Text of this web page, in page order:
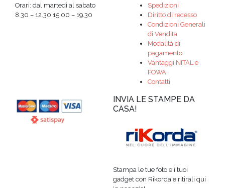
Orari: dal martedì al sabato
8.30 – 12.30 15.00 – 19.30
Spedizioni
Diritto di recesso
Condizioni Generali
di Vendita
Modalità di
pagamento
Vantaggi NITAL e
FOWA
Contatti
INVIA LE STAMPE DA
CASA!
Stampa le tue foto e i tuoi
gadget con Rikorda e ritirali qui